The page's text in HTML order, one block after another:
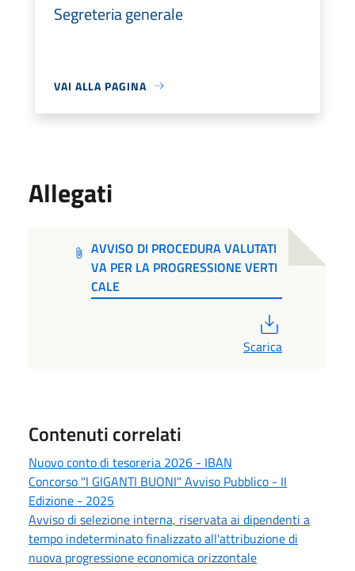
Segreteria generale
VAI ALLA PAGINA
Allegati
AVVISO DI PROCEDURA VALUTATI
VA PER LA PROGRESSIONE VERTI
CALE
Scarica
Contenuti correlati
Nuovo conto di tesoreria 2026 - IBAN
Concorso "I GIGANTI BUONI" Avviso Pubblico - II
Edizione - 2025
Avviso di selezione interna, riservata ai dipendenti a
tempo indeterminato finalizzato all'attribuzione di
nuova progressione economica orizzontale